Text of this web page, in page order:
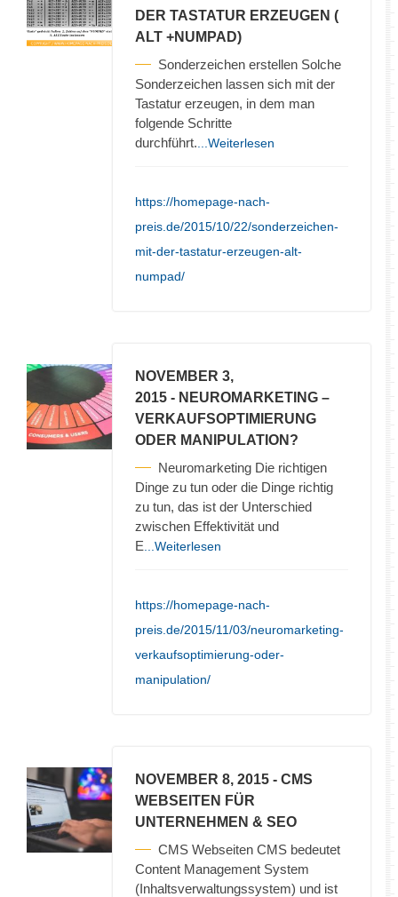
DER TASTATUR ERZEUGEN (
ALT +NUMPAD)
Sonderzeichen erstellen Solche
Sonderzeichen lassen sich mit der
Tastatur erzeugen, in dem man
folgende Schritte
durchführt. ...Weiterlesen
https://homepage-nach-
preis.de/2015/10/22/sonderzeichen-
mit-der-tastatur-erzeugen-alt-
numpad/
NOVEMBER 3,
2015 - NEUROMARKETING –
VERKAUFSOPTIMIERUNG
ODER MANIPULATION?
Neuromarketing Die richtigen
Dinge zu tun oder die Dinge richtig
zu tun, das ist der Unterschied
zwischen Effektivität und
E ...Weiterlesen
https://homepage-nach-
preis.de/2015/11/03/neuromarketing-
verkaufsoptimierung-oder-
manipulation/
NOVEMBER 8, 2015 - CMS
WEBSEITEN FÜR
UNTERNEHMEN & SEO
CMS Webseiten CMS bedeutet
Content Management System
(Inhaltsverwaltungssystem) und ist